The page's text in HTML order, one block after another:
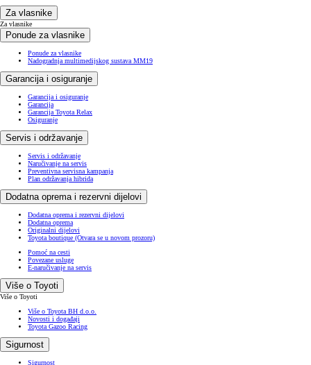
Za vlasnike
Za vlasnike
Ponude za vlasnike
Ponude za vlasnike
Nadogradnja multimedijskog sustava MM19
Garancija i osiguranje
Garancija i osiguranje
Garancija
Garancija Toyota Relax
Osiguranje
Servis i održavanje
Servis i održavanje
Naručivanje na servis
Preventivna servisna kampanja
Plan održavanja hibrida
Dodatna oprema i rezervni dijelovi
Dodatna oprema i rezervni dijelovi
Dodatna oprema
Originalni dijelovi
Toyota boutique (Otvara se u novom prozoru)
Pomoć na cesti
Povezane usluge
E-naručivanje na servis
Više o Toyoti
Više o Toyoti
Više o Toyota BH d.o.o.
Novosti i događaji
Toyota Gazoo Racing
Sigurnost
Sigurnost